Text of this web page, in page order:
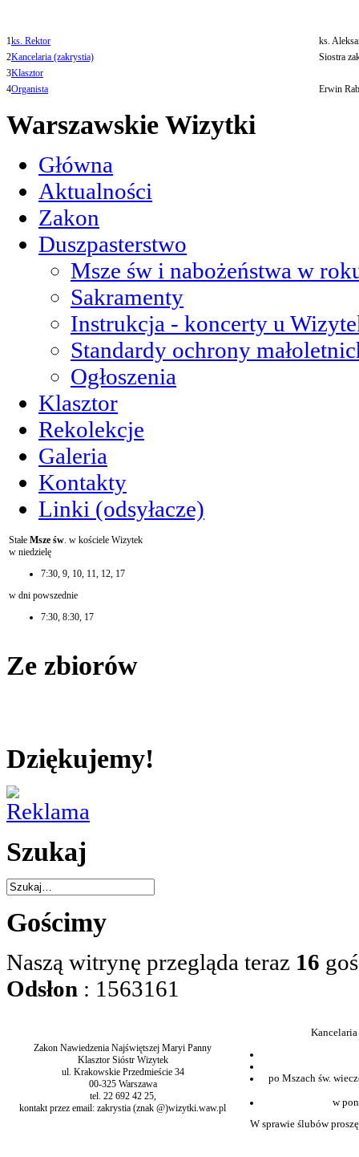
1ks. Rektor
ks.
2Kancelaria (zakrystia)
Siostra
3Klasztor
4Organista Erwin
Warszawskie Wizytki
Główna
Aktualności
Zakon
Duszpasterstwo
Msze św i nabożeństwa w
Sakramenty
Instrukcja - koncerty u
Standardy ochrony
Ogłoszenia
Klasztor
Rekolekcje
Galeria
Kontakty
Linki (odsyłacze)
Stałe Msze św. w kościele Wizytek
w niedzielę
7:30, 9, 10, 11, 12, 17
w dni powszednie
7:30, 8:30, 17
Ze zbiorów
Dziękujemy!
Szukaj
Gościmy
Naszą witrynę przegląda teraz 16
Odsłon : 1563161
Zakon Nawiedzenia Najświętszej Maryi Panny
Klasztor Sióstr Wizytek
ul. Krakowskie Przedmieście 34
00-325 Warszawa
tel. 22 692 42 25,
kontakt przez email: zakrystia (znak @)wizytki.waw.pl
po Mszach św.
w
W sprawie ślubów